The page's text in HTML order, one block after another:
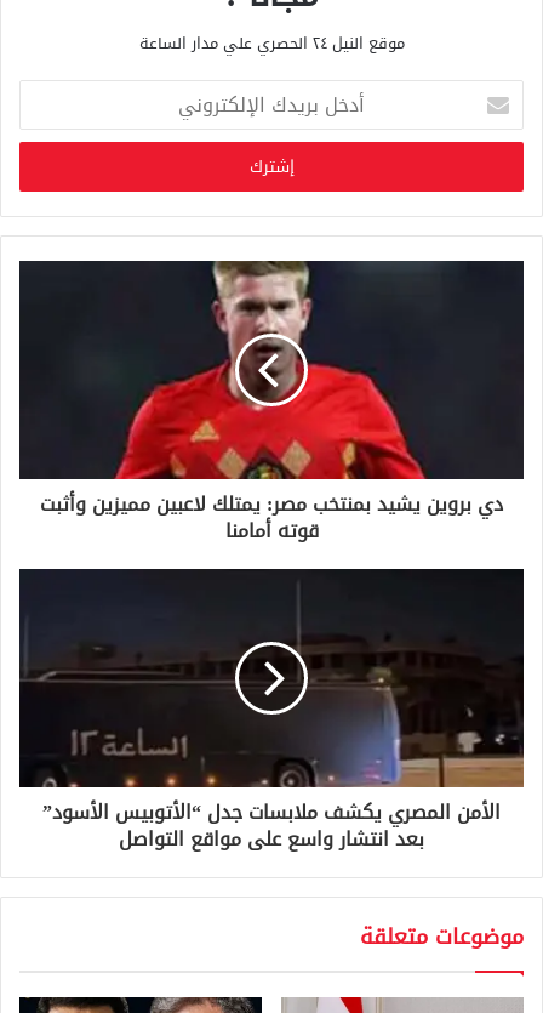
موقع النيل ٢٤ الحصري علي مدار الساعة
خ
ب
ر
ي
د
ر
دي بروين يشيد بمنتخب مصر: يمتلك لاعبين مميزين وأثبت
قوته أمامنا
الأمن المصري يكشف ملابسات جدل “الأتوبيس الأسود”
بعد انتشار واسع على مواقع التواصل
موضوعات متعلقة